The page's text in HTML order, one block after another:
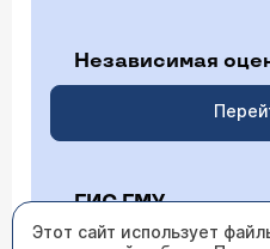
Независимая
ГИС ГМУ
Этот сайт использует